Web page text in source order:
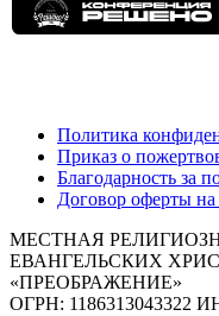
Политика
Приказ о
Благодарность за
Договор оферты
МЕСТНАЯ
ЕВАНГЕЛЬСКИХ
«ПРЕОБРАЖЕНИЕ»
ОГРН: 1186313043322